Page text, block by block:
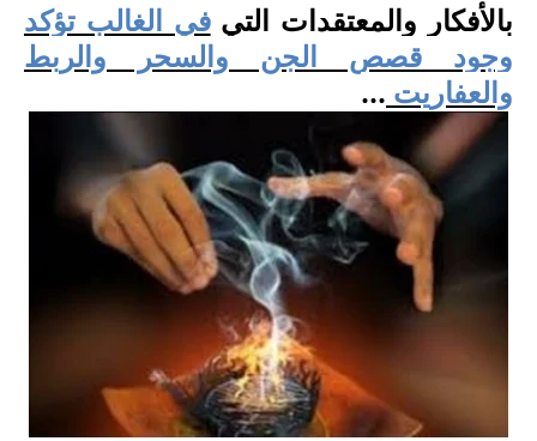
بالأفكار والمعتقدات التيفي الغالب تؤكد
وجود قصص الجن والسحر والربط
والعفاريت ...